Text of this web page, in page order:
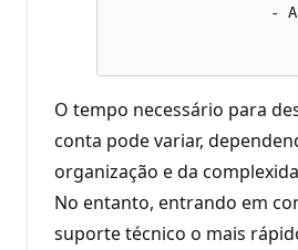
-
O tempo necessário para
conta pode variar,
organização e da
No entanto, entrando em
suporte técnico o mais